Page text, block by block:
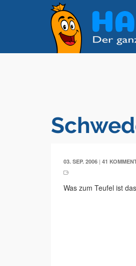
03. SEP. 2006 | 41
Was zum Teufel ist